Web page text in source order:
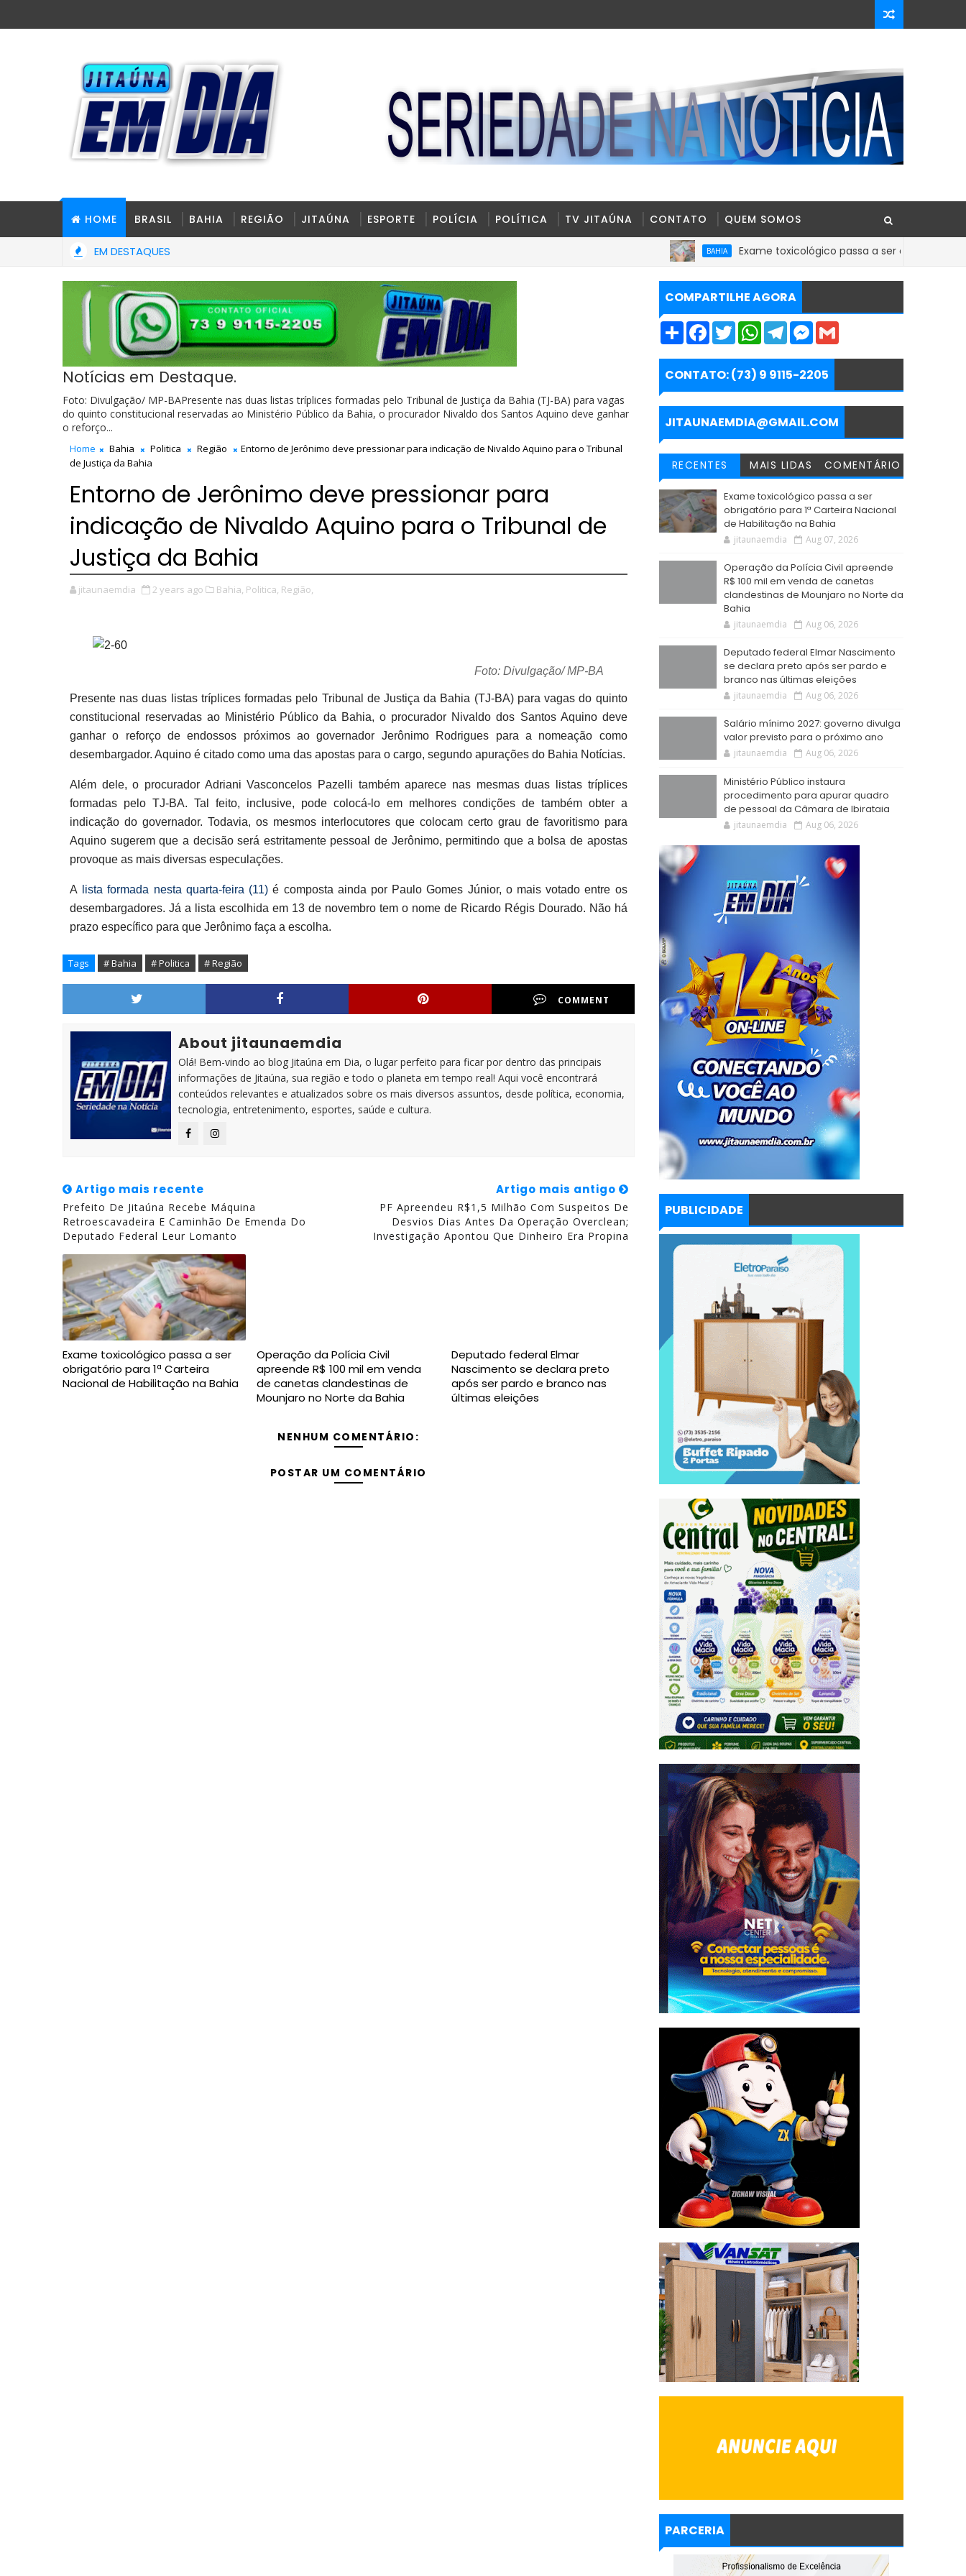
HOME BRASIL BAHIA REGIÃO JITAÚNA ESPORTE POLÍCIA POLÍTICA TV JITAÚNA CONTATO QUEM SOMOS
EM DESTAQUES BAHIA Exame toxicológico passa a ser obrigatório para 1ª
Notícias em Destaque.
Foto: Divulgação/ MP-BAPresente nas duas listas tríplices formadas pelo Tribunal de Justiça da Bahia (TJ-BA) para vagas
do quinto constitucional reservadas ao Ministério Público da Bahia, o procurador Nivaldo dos Santos Aquino deve ganhar
o reforço...
Home Bahia Politica Região
Entorno de Jerônimo deve pressionar para indicação de Nivaldo Aquino para o Tribunal
de Justiça da Bahia
Entorno de Jerônimo deve pressionar para
indicação de Nivaldo Aquino para o Tribunal de
Justiça da Bahia
jitaunaemdia 2 years ago Bahia, Politica, Região,
Foto: Divulgação/ MP-BA
Presente nas duas listas tríplices formadas pelo Tribunal de Justiça da Bahia (TJ-BA) para vagas do quinto
constitucional reservadas ao Ministério Público da Bahia, o procurador Nivaldo dos Santos Aquino deve
ganhar o reforço de endossos próximos ao governador Jerônimo Rodrigues para a nomeação como
desembargador. Aquino é citado como uma das apostas para o cargo, segundo apurações do Bahia Notícias.
Além dele, o procurador Adriani Vasconcelos Pazelli também aparece nas mesmas duas listas tríplices
formadas pelo TJ-BA. Tal feito, inclusive, pode colocá-lo em melhores condições de também obter a
indicação do governador. Todavia, os mesmos interlocutores que colocam certo grau de favoritismo para
Aquino sugerem que a decisão será estritamente pessoal de Jerônimo, permitindo que a bolsa de apostas
provoque as mais diversas especulações.
A lista formada nesta quarta-feira (11) é composta ainda por Paulo Gomes Júnior, o mais votado entre os
desembargadores. Já a lista escolhida em 13 de novembro tem o nome de Ricardo Régis Dourado. Não há
prazo específico para que Jerônimo faça a escolha.
Tags # Bahia # Politica # Região
COMMENT
About jitaunaemdia
Olá! Bem-vindo ao blog Jitaúna em Dia, o lugar perfeito para ficar por dentro das principais
informações de Jitaúna, sua região e todo o planeta em tempo real! Aqui você encontrará
conteúdos relevantes e atualizados sobre os mais diversos assuntos, desde política, economia,
tecnologia, entretenimento, esportes, saúde e cultura.
Artigo mais recente
Prefeito De Jitaúna Recebe Máquina
Retroescavadeira E Caminhão De Emenda Do
Deputado Federal Leur Lomanto
Artigo mais antigo
PF Apreendeu R$1,5 Milhão Com Suspeitos De
Desvios Dias Antes Da Operação Overclean;
Investigação Apontou Que Dinheiro Era Propina
Exame toxicológico passa a ser
obrigatório para 1ª Carteira
Nacional de Habilitação na Bahia
Operação da Polícia Civil
apreende R$ 100 mil em venda
de canetas clandestinas de
Mounjaro no Norte da Bahia
Deputado federal Elmar
Nascimento se declara preto
após ser pardo e branco nas
últimas eleições
NENHUM COMENTÁRIO:
POSTAR UM COMENTÁRIO
COMPARTILHE AGORA
S
r
e
F
e
b
o
k
T
w
t
t
e
r
W
t
s
p
p
T
e
g
a
m
M
s
e
g
e
r
i
CONTATO: (73) 9 9115-2205
JITAUNAEMDIA@GMAIL.COM
RECENTES MAIS LIDAS COMENTÁRIO
Exame toxicológico passa a ser
obrigatório para 1ª Carteira Nacional
de Habilitação na Bahia
jitaunaemdia Aug 07, 2026
Operação da Polícia Civil apreende
R$ 100 mil em venda de canetas
clandestinas de Mounjaro no Norte da
Bahia
jitaunaemdia Aug 06, 2026
Deputado federal Elmar Nascimento
se declara preto após ser pardo e
branco nas últimas eleições
jitaunaemdia Aug 06, 2026
Salário mínimo 2027: governo divulga
valor previsto para o próximo ano
jitaunaemdia Aug 06, 2026
Ministério Público instaura
procedimento para apurar quadro
de pessoal da Câmara de Ibirataia
jitaunaemdia Aug 06, 2026
PUBLICIDADE
PARCERIA